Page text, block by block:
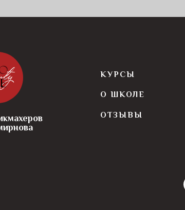
КУРСЫ
О ШКОЛЕ
ОТЗЫВЫ